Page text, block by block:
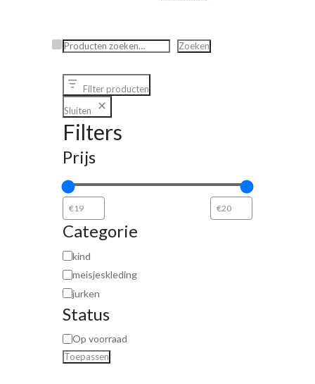
Zoeken Zoeken
Filter producten
Sluiten
Filters
Prijs
Categorie
kind
meisjeskleding
jurken
Status
Op voorraad
Toepassen